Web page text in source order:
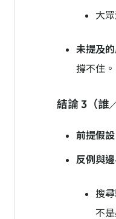
大
未提及
撐不住。
結論 3（誰
前提假設
反例與
搜
不